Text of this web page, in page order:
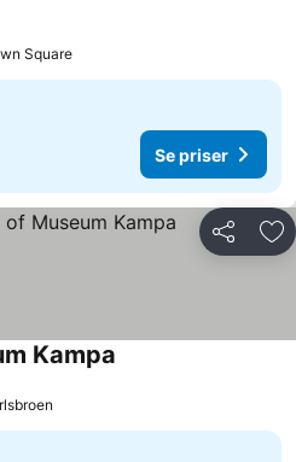
Square
Se priser
Del
Kampa